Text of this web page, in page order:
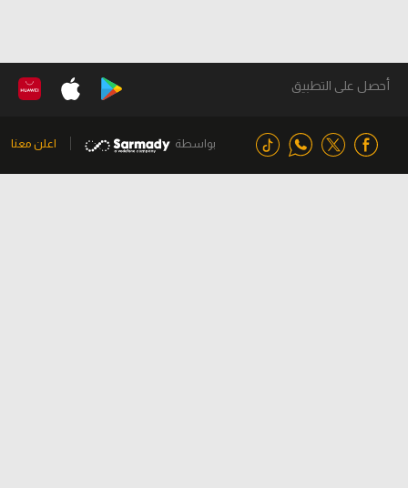
أحصل على التطبيق
بواسطة اعلن معنا